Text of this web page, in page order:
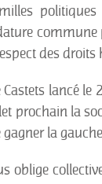
des
lancé
prochain la
la
oblige